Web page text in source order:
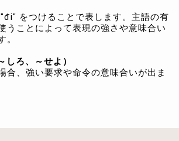
をつけることで表します。主語の有
うことによって表現の強さや意味合い
。
ろ、～せよ）
合、強い要求や命令の意味合いが出ま